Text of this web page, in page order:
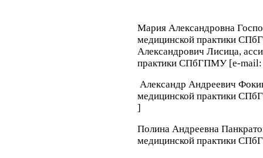
Мария Александровна
медицинской практики
Александрович Лисица,
практики СПбГПМУ [e-
Александр Андреевич
медицинской практики
]
Полина Андреевна
медицинской практики